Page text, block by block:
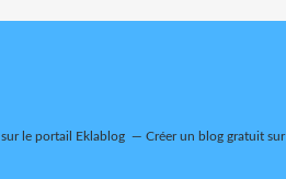
sur le portail Eklablog Créer un blog gratuit